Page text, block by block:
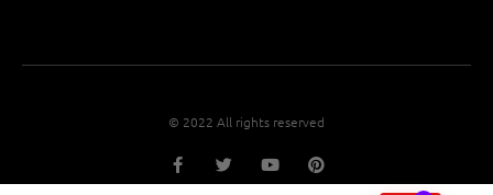
© 2022 All rights reserved